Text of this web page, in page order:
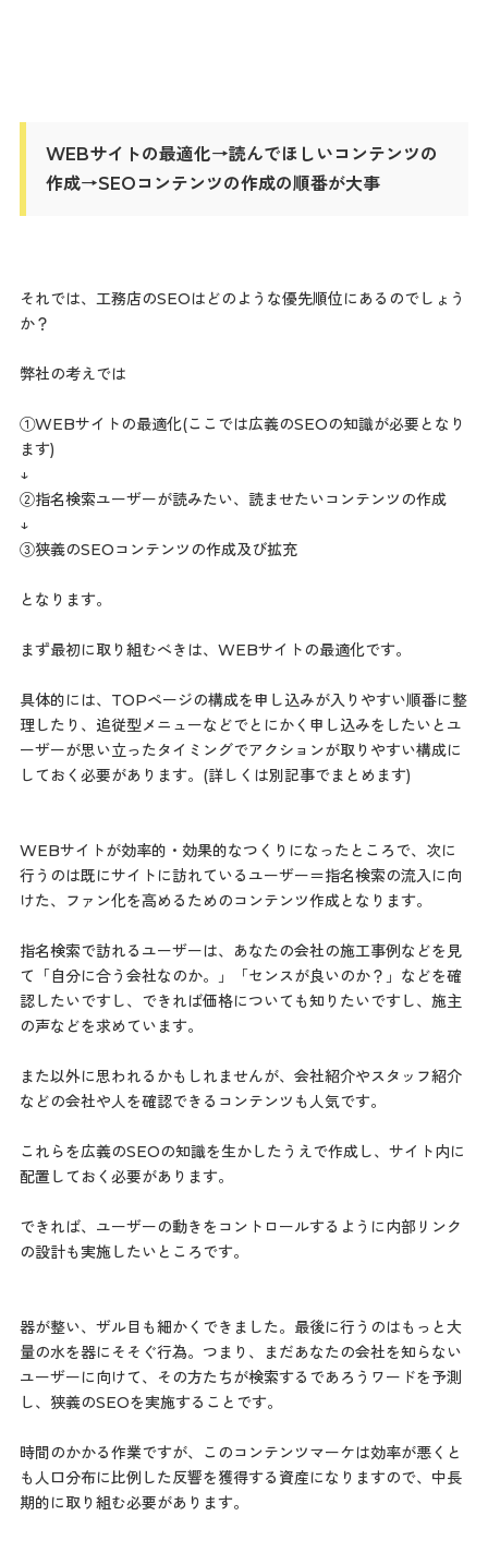
WEBサイトの最適化→読んでほしいコンテンツの
作成→SEOコンテンツの作成の順番が大事
それでは、工務店のSEOはどのような優先順位にあるのでしょう
か？
弊社の考えでは
①WEBサイトの最適化(ここでは広義のSEOの知識が必要となり
ます)
↓
②指名検索ユーザーが読みたい、読ませたいコンテンツの作成
↓
③狭義のSEOコンテンツの作成及び拡充
となります。
まず最初に取り組むべきは、WEBサイトの最適化です。
具体的には、TOPページの構成を申し込みが入りやすい順番に整
理したり、追従型メニューなどでとにかく申し込みをしたいとユ
ーザーが思い立ったタイミングでアクションが取りやすい構成に
しておく必要があります。(詳しくは別記事でまとめます)
WEBサイトが効率的・効果的なつくりになったところで、次に
行うのは既にサイトに訪れているユーザー＝指名検索の流入に向
けた、ファン化を高めるためのコンテンツ作成となります。
指名検索で訪れるユーザーは、あなたの会社の施工事例などを見
て「自分に合う会社なのか。」「センスが良いのか？」などを確
認したいですし、できれば価格についても知りたいですし、施主
の声などを求めています。
また以外に思われるかもしれませんが、会社紹介やスタッフ紹介
などの会社や人を確認できるコンテンツも人気です。
これらを広義のSEOの知識を生かしたうえで作成し、サイト内に
配置しておく必要があります。
できれば、ユーザーの動きをコントロールするように内部リンク
の設計も実施したいところです。
器が整い、ザル目も細かくできました。最後に行うのはもっと大
量の水を器にそそぐ行為。つまり、まだあなたの会社を知らない
ユーザーに向けて、その方たちが検索するであろうワードを予測
し、狭義のSEOを実施することです。
時間のかかる作業ですが、このコンテンツマーケは効率が悪くと
も人口分布に比例した反響を獲得する資産になりますので、中長
期的に取り組む必要があります。